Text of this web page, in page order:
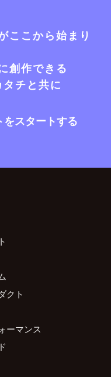
ここから始まり
創作できる
チと共に
スタートする
クト
ーマンス